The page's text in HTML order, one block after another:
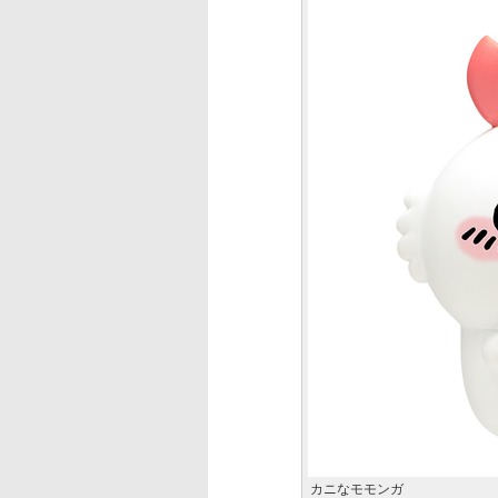
カニなモモンガ